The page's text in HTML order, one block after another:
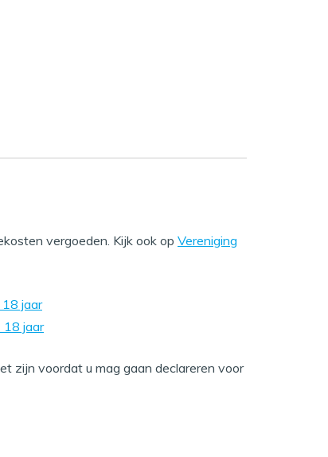
vergoeden. Kijk ook op Vereniging
jaar
18 jaar
zijn voordat u mag gaan declareren voor